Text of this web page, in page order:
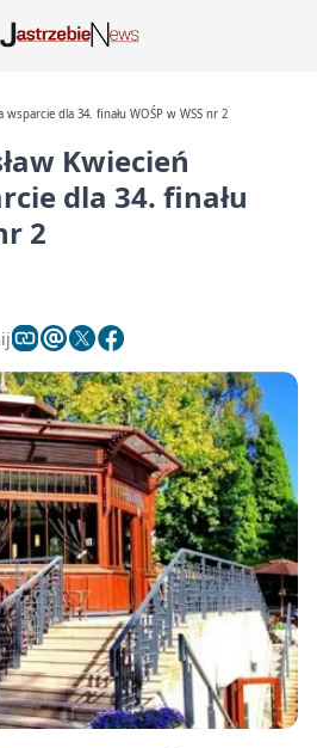
wsparcie dla 34. finału WOŚP w WSS nr 2
Kwiecień
dla 34. finału
2